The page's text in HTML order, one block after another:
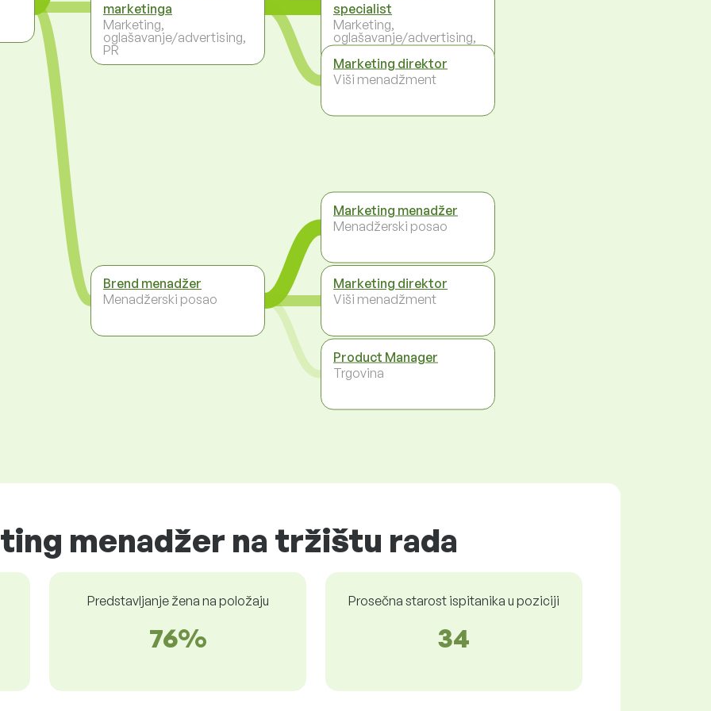
marketinga
Marketing,
oglašavanje/advertising,
PR
Brend menadžer
Menadžerski posao
specialist
Marketing,
oglašavanje/advertising,
PR
Marketing direktor
Viši menadžment
Marketing menadžer
Menadžerski posao
Marketing direktor
Viši menadžment
Product Manager
Trgovina
menadžer na tržištu rada
Predstavljanje žena na položaju
76%
Prosečna starost ispitanika u poziciji
34